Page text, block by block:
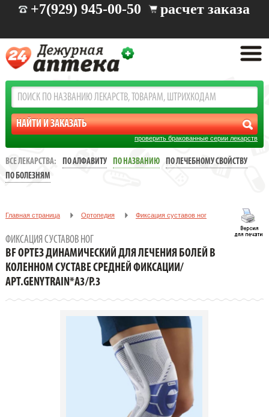
+7(929) 945-00-50 расчет заказа
проверить бракованные серии лекарств
ВСЕ ЛЕКАРСТВА: ПО АЛФАВИТУ ПО НАЗВАНИЮ
ПО ЛЕЧЕБНОМУ СВОЙСТВУ
ПО БОЛЕЗНЯМ
Главная страница Ортопедия Фиксация суставов ног
СУСТАВЕ СРЕДНЕЙ ФИКСАЦИИ/АРТ.GENYTRAIN*А3/Р.3
ФИКСАЦИЯ СУСТАВОВ НОГ
BF ОРТЕЗ ДИНАМИЧЕСКИЙ ДЛЯ ЛЕЧЕНИЯ БОЛЕЙ В
КОЛЕННОМ СУСТАВЕ СРЕДНЕЙ ФИКСАЦИИ/
АРТ.GENYTRAIN*А3/Р.3